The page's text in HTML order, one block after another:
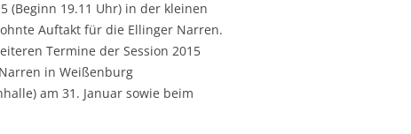
(Beginn 19.11 Uhr) in der kleinen
Auftakt für die Ellinger Narren.
Termine der Session 2015
in Weißenburg
am 31. Januar sowie beim